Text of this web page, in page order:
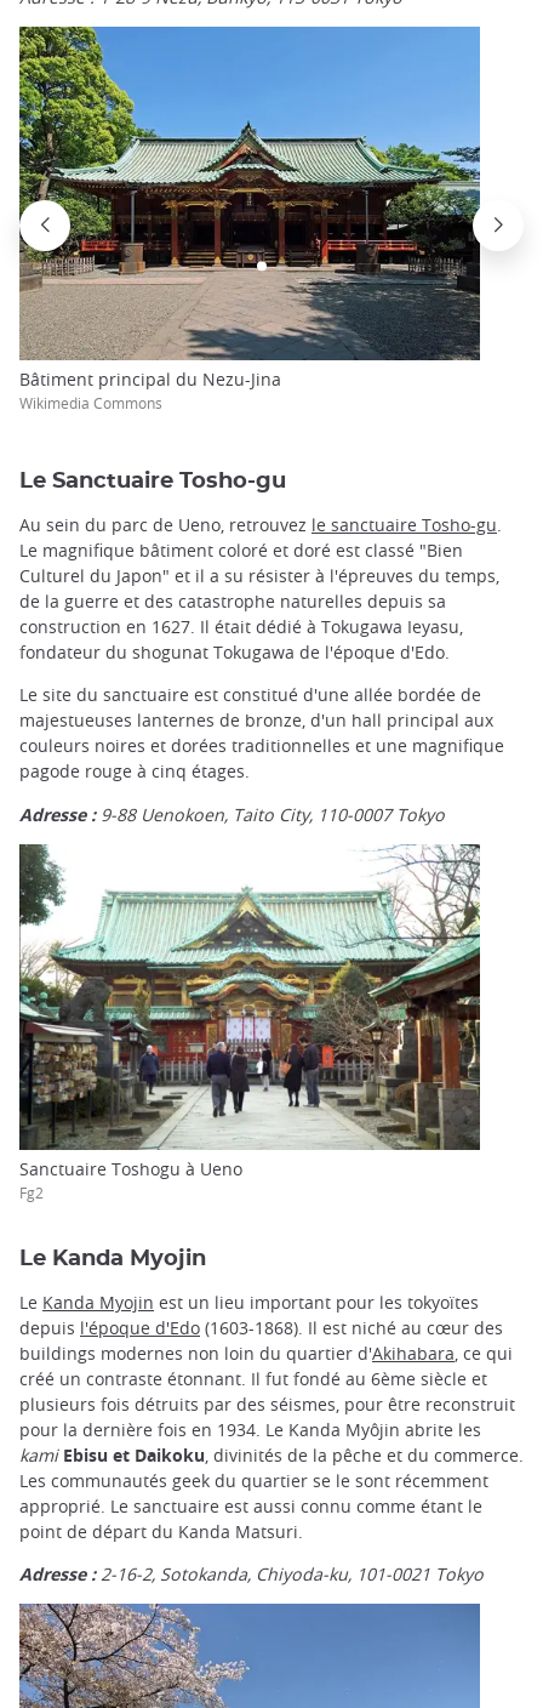
Bâtiment principal du Nezu-Jina
Wikimedia Commons
Le Sanctuaire Tosho-gu
Au sein du parc de Ueno, retrouvez le sanctuaire Tosho-gu.
Le magnifique bâtiment coloré et doré est classé "Bien
Culturel du Japon" et il a su résister à l'épreuves du temps,
de la guerre et des catastrophe naturelles depuis sa
construction en 1627. Il était dédié à Tokugawa Ieyasu,
fondateur du shogunat Tokugawa de l'époque d'Edo.
Le site du sanctuaire est constitué d'une allée bordée de
majestueuses lanternes de bronze, d'un hall principal aux
couleurs noires et dorées traditionnelles et une magnifique
pagode rouge à cinq étages.
Adresse :9-88 Uenokoen, Taito City, 110-0007 Tokyo
Sanctuaire Toshogu à Ueno
Fg2
Le Kanda Myojin
Le Kanda Myojin est un lieu important pour les tokyoïtes
depuis l'époque d'Edo (1603-1868). Il est niché au cœur des
buildings modernes non loin du quartier d'Akihabara, ce qui
créé un contraste étonnant. Il fut fondé au 6ème siècle et
plusieurs fois détruits par des séismes, pour être reconstruit
pour la dernière fois en 1934. Le Kanda Myôjin abrite les
kami Ebisu et Daikoku, divinités de la pêche et du commerce.
Les communautés geek du quartier se le sont récemment
approprié. Le sanctuaire est aussi connu comme étant le
point de départ du Kanda Matsuri.
Adresse :2-16-2, Sotokanda, Chiyoda-ku, 101-0021 Tokyo